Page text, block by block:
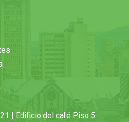
| Edificio del café Piso 5